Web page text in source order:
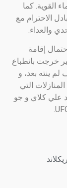
القوية. كما
الاحترام مع
والعداء.
إقامة
خرجت بانطباع
ينته بعد، و
التي
علي كلاي و جو